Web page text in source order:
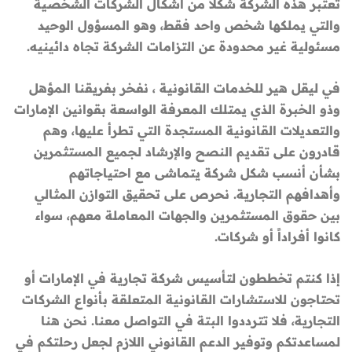
تعتبر هذه الشركة شكلاً من أشكال الشركات الشخصية
والتي يملكها شخص واحد فقط، وهو المسؤول الوحيد
مسئولية غير محدودة عن التزامات الشركة تجاه دائينيه.
في ليقل هير للخدمات القانونية ، نفخر بفريقنا المؤهل
وذو الخبرة الذي يمتلك المعرفة الواسعة بقوانين الإمارات
والتعديلات القانونية المستجدة التي تطرأ عليها، وهم
قادرون على تقديم النصح والإرشاد لجميع المستثمرين
بشأن أنسب شكل شركة يتماشى مع احتياجاتهم
وأهدافهم التجارية. نحرص على تحقيق التوازن المثالي
بين حقوق المستثمرين والجهات المعاملة معهم، سواء
كانوا أفراداً أو شركات.
إذا كنتم تخططون لتأسيس شركة تجارية في الإمارات أو
تحتاجون للاستشارات القانونية المتعلقة بأنواع الشركات
التجارية، فلا تترددوا البتة في التواصل معنا. نحن هنا
لمساعدتكم وتوفير الدعم القانوني اللازم لجعل رحلتكم في